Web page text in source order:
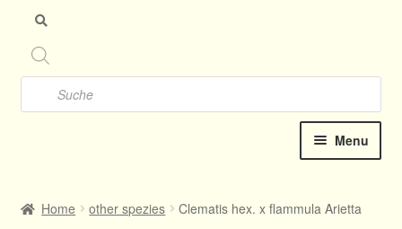
Products
search
Menu
Home other spezies Clematis hex. x flammula Arietta